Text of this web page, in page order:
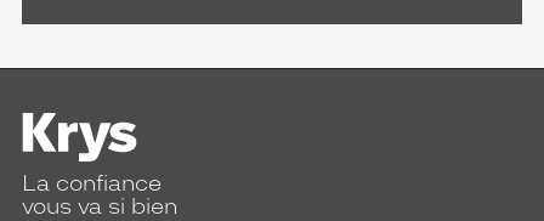
La confiance
vous va si bien